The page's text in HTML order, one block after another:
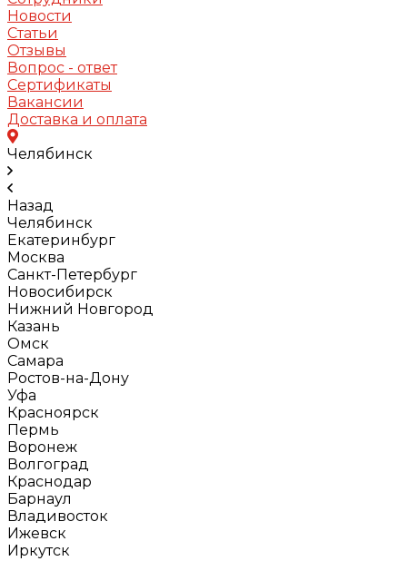
Новости
Статьи
Отзывы
Вопрос - ответ
Сертификаты
Вакансии
Доставка и оплата
Челябинск
Назад
Челябинск
Екатеринбург
Москва
Санкт-Петербург
Новосибирск
Нижний Новгород
Казань
Омск
Самара
Ростов-на-Дону
Уфа
Красноярск
Пермь
Воронеж
Волгоград
Краснодар
Барнаул
Владивосток
Ижевск
Иркутск